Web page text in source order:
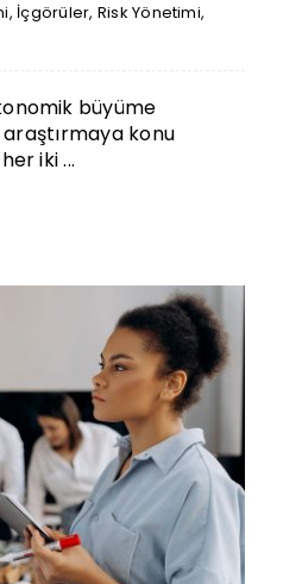
, İçgörüler, Risk Yönetimi,
büyüme
konu
iki ...